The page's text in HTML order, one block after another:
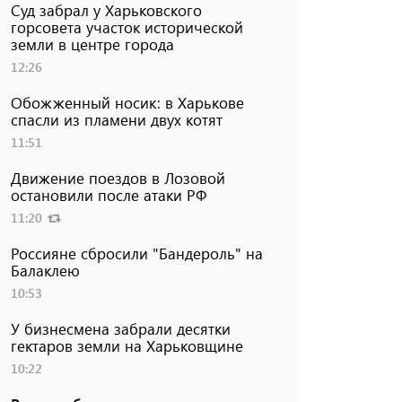
Суд забрал у Харьковского
горсовета участок исторической
земли в центре города
12:26
Обожженный носик: в Харькове
спасли из пламени двух котят
11:51
Движение поездов в Лозовой
остановили после атаки РФ
11:20
Россияне сбросили "Бандероль" на
Балаклею
10:53
У бизнесмена забрали десятки
гектаров земли на Харьковщине
10:22